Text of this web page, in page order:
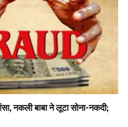
नकली बाबा ने लूटा सोना-नकदी;